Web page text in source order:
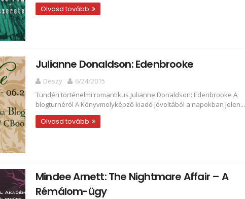
Olvasd tovább
Julianne Donaldson: Edenbrooke
Deszy
6/24/2015
Tündéri történelmi romantikus Julianne Donaldson: Edenbrooke A
blogturnéról A Könyvmolyképző kiadó jóvoltából a napokban jelen...
Olvasd tovább
Mindee Arnett: The Nightmare Affair – A
Rémálom-ügy